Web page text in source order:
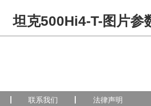
坦克500Hi4-T-图片参
联系我们 法律声明